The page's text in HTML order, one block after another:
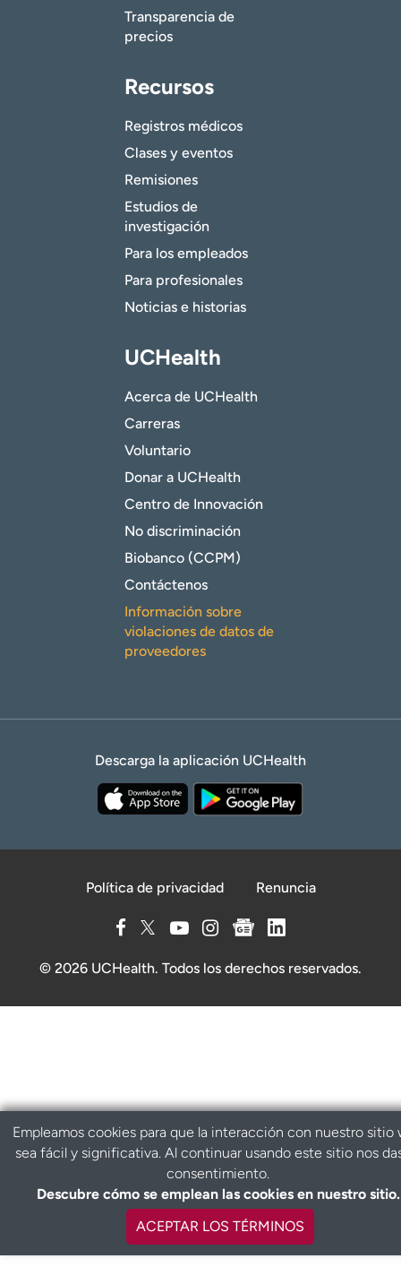
Transparencia de
precios
Recursos
Registros médicos
Clases y eventos
Remisiones
Estudios de
investigación
Para los empleados
Para profesionales
Noticias e historias
UCHealth
Acerca de UCHealth
Carreras
Voluntario
Donar a UCHealth
Centro de Innovación
No discriminación
Biobanco (CCPM)
Contáctenos
Información sobre
violaciones de datos de
proveedores
Descarga la aplicación UCHealth
Política de privacidad Renuncia
© 2026 UCHealth. Todos los derechos reservados.
Empleamos cookies para que la interacción con nuestro sitio
sea fácil y significativa. Al continuar usando este sitio nos
consentimiento.
Descubre cómo se emplean las cookies en nuestro sitio.
ACEPTAR LOS TÉRMINOS